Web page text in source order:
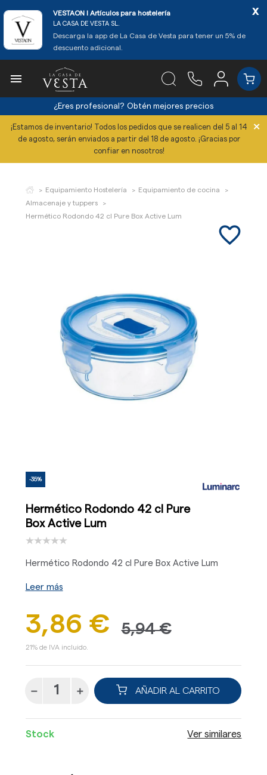
VESTAON l Artículos para hostelería
LA CASA DE VESTA SL.
Descarga la app de La Casa de Vesta para tener un 5% de
descuento adicional.
x

¿Eres profesional? Obtén mejores precios
¡Estamos de inventario! Todos los pedidos que se realicen del 5 al 14
de agosto, serán enviados a partir del 18 de agosto. ¡Gracias por
confiar en nosotros!
×
Equipamiento Hostelería
Equipamiento de cocina
Almacenaje y tuppers
Hermético Rodondo 42 cl Pure Box Active Lum
favorite_border
-35%
Hermético Rodondo 42 cl Pure
Box Active Lum
Hermético Rodondo 42 cl Pure Box Active Lum
Leer más
3,86 € 5,94 €
21% de IVA incluido.
AÑADIR AL CARRITO
Stock Ver similares